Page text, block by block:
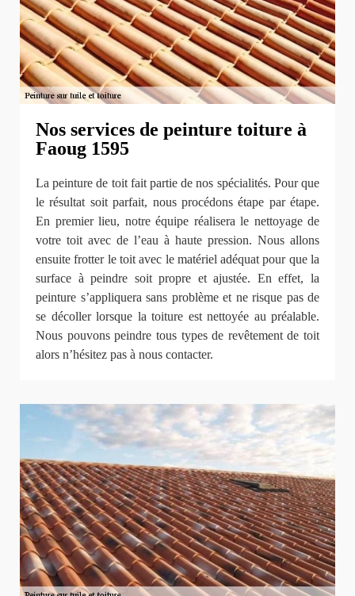
Nos services de peinture toiture à
Faoug 1595
La peinture de toit fait partie de nos spécialités. Pour que
le résultat soit parfait, nous procédons étape par étape.
En premier lieu, notre équipe réalisera le nettoyage de
votre toit avec de l’eau à haute pression. Nous allons
ensuite frotter le toit avec le matériel adéquat pour que la
surface à peindre soit propre et ajustée. En effet, la
peinture s’appliquera sans problème et ne risque pas de
se décoller lorsque la toiture est nettoyée au préalable.
Nous pouvons peindre tous types de revêtement de toit
alors n’hésitez pas à nous contacter.